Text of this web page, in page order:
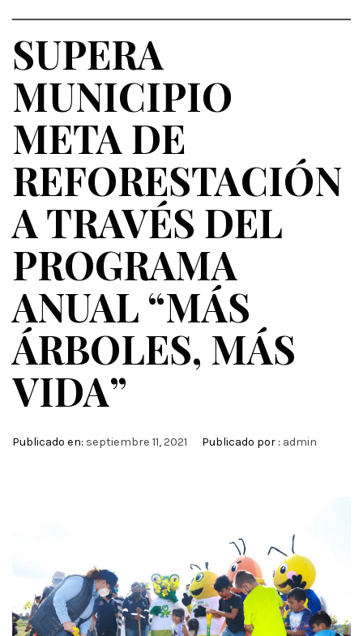
SUPERA
MUNICIPIO
META DE
REFORESTACIÓN
A TRAVÉS DEL
PROGRAMA
ANUAL “MÁS
ÁRBOLES, MÁS
VIDA”
Publicado en: septiembre 11, 2021 Publicado por : admin